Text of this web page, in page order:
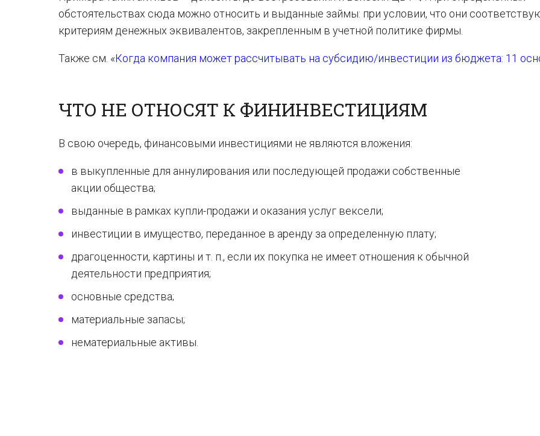
обстоятельствах сюда можно относить и выданные займы: при условии, что они
критериям денежных эквивалентов, закрепленным в учетной политике фирмы.
Также см. «Когда компания может рассчитывать на субсидию/инвестиции из бюджета: 11
ЧТО НЕ ОТНОСЯТ К ФИНИНВЕСТИЦИЯМ
В свою очередь, финансовыми инвестициями не являются вложения:
в выкупленные для аннулирования или последующей продажи собственные
акции общества;
выданные в рамках купли-продажи и оказания услуг вексели;
инвестиции в имущество, переданное в аренду за определенную плату;
драгоценности, картины и т. п., если их покупка не имеет отношения к обычной
деятельности предприятия;
основные средства;
материальные запасы;
нематериальные активы.